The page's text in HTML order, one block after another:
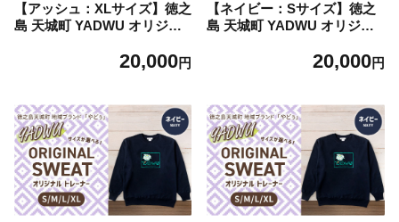
【アッシュ：XLサイズ】徳之
島 天城町 YADWU オリジナ
ヤドゥー 1枚 メンズ レディ
20,000円
【ネイビー：Sサイズ】徳之
島 天城町 YADWU オリジナ
ヤドゥー 1枚 メンズ レディ
20,000円